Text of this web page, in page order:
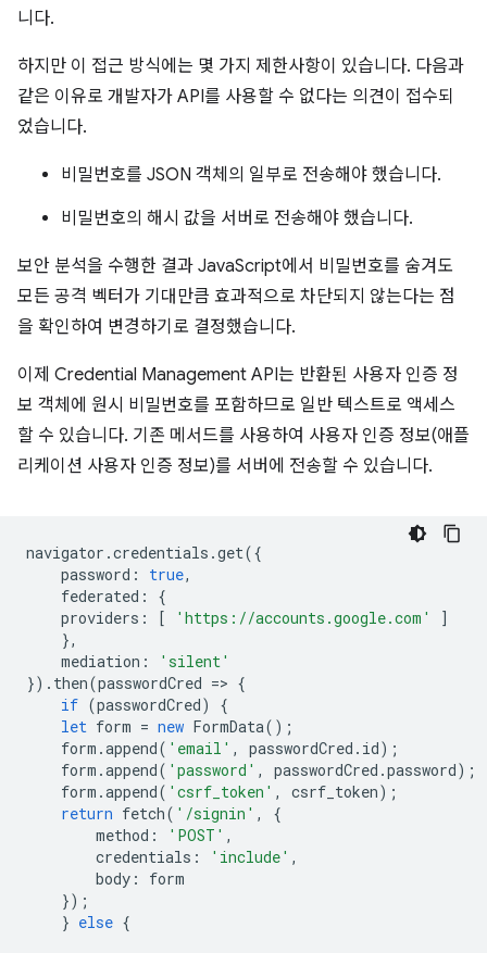
니다.
하지만 이 접근 방식에는 몇 가지 제한사항이 있습니다. 다음과
같은 이유로 개발자가 API를 사용할 수 없다는 의견이 접수되
었습니다.
비밀번호를 JSON 객체의 일부로 전송해야 했습니다.
비밀번호의 해시 값을 서버로 전송해야 했습니다.
보안 분석을 수행한 결과 JavaScript에서 비밀번호를 숨겨도
모든 공격 벡터가 기대만큼 효과적으로 차단되지 않는다는 점
을 확인하여 변경하기로 결정했습니다.
이제 Credential Management API는 반환된 사용자 인증 정
보 객체에 원시 비밀번호를 포함하므로 일반 텍스트로 액세스
할 수 있습니다. 기존 메서드를 사용하여 사용자 인증 정보(애플
리케이션 사용자 인증 정보)를 서버에 전송할 수 있습니다.
navigator .credentials .get({
password : true,
federated :
{
providers : [ 'https://accounts.google.com'
]
},
mediation :
'silent'
}). then(passwordCred => {
if (passwordCred)
{
let form = new FormData();
form .append( 'email' , passwordCred . id);
form .append( 'password' , passwordCred .password);
form .append( 'csrf_token' , csrf_token);
return fetch( '/signin' ,
{
method : 'POST' ,
credentials : 'include' ,
body :
form
});
} else {